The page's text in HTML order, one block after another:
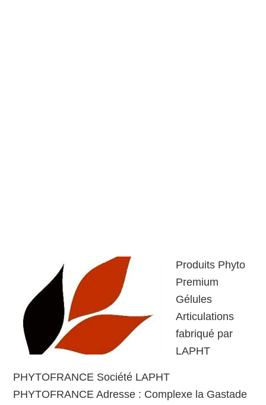
Produits Phyto
Premium
Gélules
Articulations
fabriqué par
LAPHT
PHYTOFRANCE Société LAPHT
PHYTOFRANCE Adresse : Complexe la Gastade